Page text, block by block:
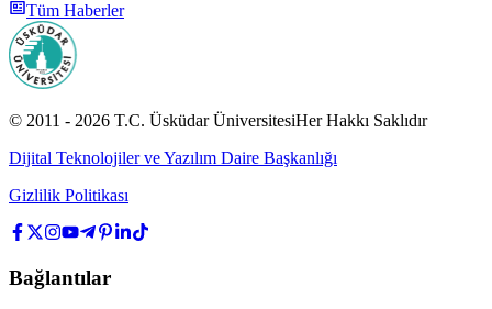
Tüm Haberler
© 2011 - 2026 T.C. Üsküdar ÜniversitesiHer Hakkı Saklıdır
Dijital Teknolojiler ve Yazılım Daire Başkanlığı
Gizlilik Politikası
Bağlantılar